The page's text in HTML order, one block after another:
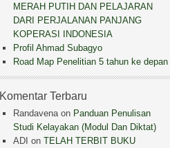
MERAH PUTIH DAN PELAJARAN
DARI PERJALANAN PANJANG
KOPERASI INDONESIA
Profil Ahmad Subagyo
Road Map Penelitian 5 tahun ke depan
Komentar Terbaru
Randavena on Panduan Penulisan
Studi Kelayakan (Modul Dan Diktat)
ADI on TELAH TERBIT BUKU